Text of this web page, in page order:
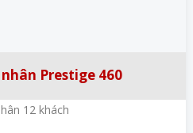
Prestige 460
12 khách